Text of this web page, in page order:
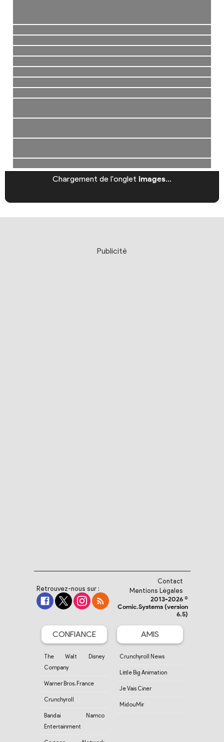
Chargement de l'onglet images…
Publicité
Retrouvez-nous sur :
Contact
Mentions Légales
2013-2026 ©
Comic.Systems (version
6.5)
CONFIANCE
The Walt Disney
Company
Warner Bros. France
Crunchyroll
Bandai Namco
Entertainment
AMIS
Crunchyroll News
Little Big Animation
Je Vais Ciner
MidouMir